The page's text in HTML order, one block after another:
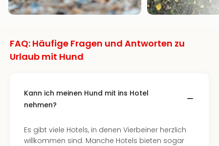
FAQ: Häufige Fragen und Antworten zu
Urlaub mit Hund
Kann ich meinen Hund mit ins Hotel
nehmen?
Es gibt viele Hotels, in denen Vierbeiner herzlich
willkommen sind. Manche Hotels bieten sogar